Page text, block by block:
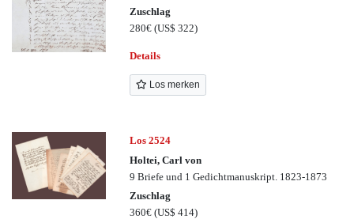
Zuschlag
280€(US$ 322)
Details
Los merken
Los 2524
Holtei, Carl von
9 Briefe und 1 Gedichtmanuskript. 1823-1873
Zuschlag
360€(US$ 414)